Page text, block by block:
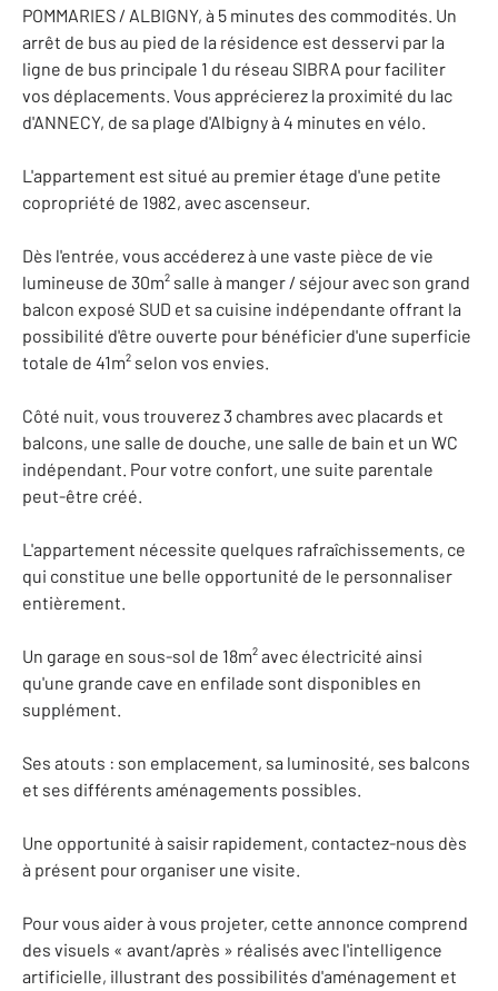
POMMARIES / ALBIGNY, à 5 minutes des commodités. Un
arrêt de bus au pied de la résidence est desservi par la
ligne de bus principale 1 du réseau SIBRA pour faciliter
vos déplacements. Vous apprécierez la proximité du lac
d'ANNECY, de sa plage d'Albigny à 4 minutes en vélo.
L'appartement est situé au premier étage d'une petite
copropriété de 1982, avec ascenseur.
Dès l'entrée, vous accéderez à une vaste pièce de vie
lumineuse de 30m² salle à manger / séjour avec son grand
balcon exposé SUD et sa cuisine indépendante offrant la
possibilité d'être ouverte pour bénéficier d'une superficie
totale de 41m² selon vos envies.
Côté nuit, vous trouverez 3 chambres avec placards et
balcons, une salle de douche, une salle de bain et un WC
indépendant. Pour votre confort, une suite parentale
peut-être créé.
L'appartement nécessite quelques rafraîchissements, ce
qui constitue une belle opportunité de le personnaliser
entièrement.
Un garage en sous-sol de 18m² avec électricité ainsi
qu'une grande cave en enfilade sont disponibles en
supplément.
Ses atouts : son emplacement, sa luminosité, ses balcons
et ses différents aménagements possibles.
Une opportunité à saisir rapidement, contactez-nous dès
à présent pour organiser une visite.
Pour vous aider à vous projeter, cette annonce comprend
des visuels « avant/après » réalisés avec l'intelligence
artificielle, illustrant des possibilités d'aménagement et